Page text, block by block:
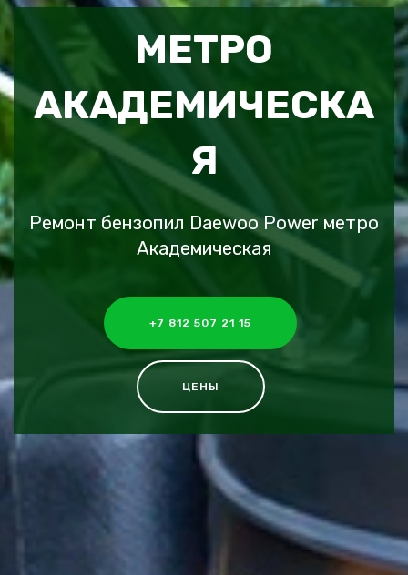
МЕТРО
АКАДЕМИЧЕСКА
Я
Ремонт бензопил Daewoo Power метро
Академическая
+7 812 507 21 15
ЦЕНЫ